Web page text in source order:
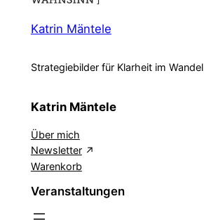
Katrin Mäntele
Strategiebilder für Klarheit im Wandel
Katrin Mäntele
Über mich
Newsletter
Warenkorb
Veranstaltungen